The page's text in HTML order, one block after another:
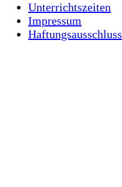
Unterrichtszeiten
Impressum
Haftungsausschluss